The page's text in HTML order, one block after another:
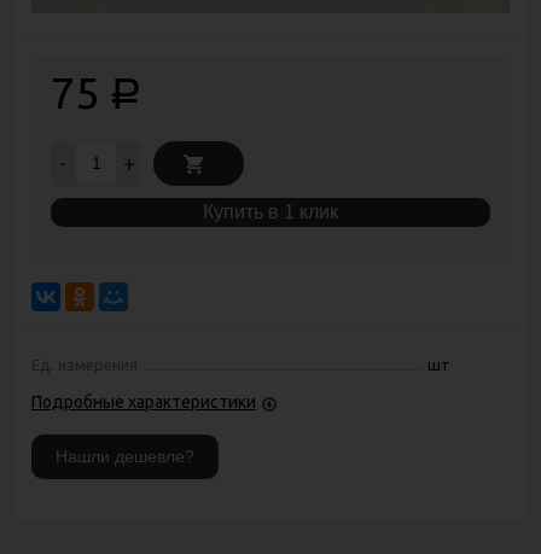
75 Р
- +
Купить в 1 клик
Ед. измерения шт
Подробные характеристики